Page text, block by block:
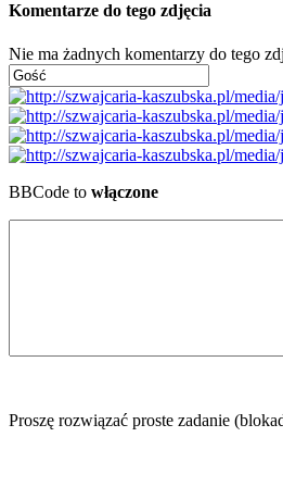
Komentarze do tego zdjęcia
Nie ma żadnych komentarzy do tego
BBCode to włączone
Proszę rozwiązać proste zadanie